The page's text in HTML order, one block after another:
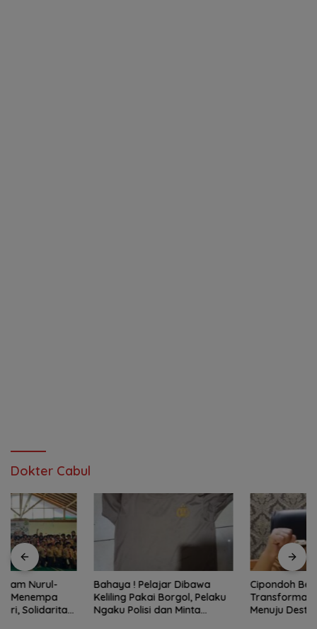
Dokter Cabul
Bahaya ! Pelajar Dibawa
Keliling Pakai Borgol, Pelaku
Ngaku Polisi dan Minta
Cipondoh Berbenah
Transformasi Berkelanjutan
Menuju Destinasi Wisata dan